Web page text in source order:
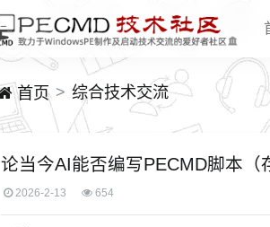
首页 综合技术交流
论当今AI能否编写PECMD脚本（
2026-2-13 654